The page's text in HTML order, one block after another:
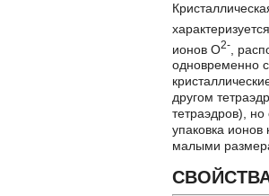
ионов O2-
,
одновременно
другом
тетраэдров),
упаковка
малыми